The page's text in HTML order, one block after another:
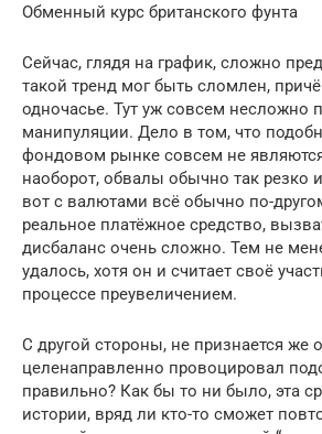
Обменный курс британского фунта
Сейчас, глядя на график, сложно
такой тренд мог быть сломлен,
одночасье. Тут уж совсем несложно
манипуляции. Дело в том, что
фондовом рынке совсем не
наоборот, обвалы обычно так резко
вот с валютами всё обычно по-
реальное платёжное средство,
дисбаланс очень сложно. Тем не
удалось, хотя он и считает своё
процессе преувеличением.
С другой стороны, не признается же
целенаправленно провоцировал
правильно? Как бы то ни было, эта
истории, вряд ли кто-то сможет